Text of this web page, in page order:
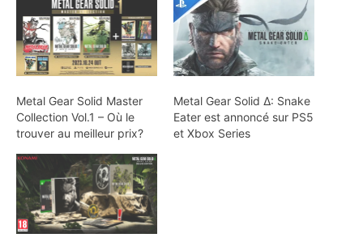
Metal Gear Solid Master
Collection Vol.1 – Où le
trouver au meilleur prix?
Metal Gear Solid Δ: Snake
Eater est annoncé sur PS5
et Xbox Series